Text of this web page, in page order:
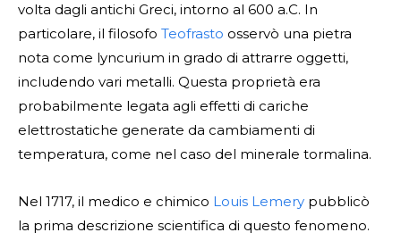
volta dagli antichi Greci, intorno al 600 a.C. In
particolare, il filosofo Teofrasto osservò una pietra
nota come lyncurium in grado di attrarre oggetti,
includendo vari metalli. Questa proprietà era
probabilmente legata agli effetti di cariche
elettrostatiche generate da cambiamenti di
temperatura, come nel caso del minerale tormalina.
Nel 1717, il medico e chimico Louis Lemery pubblicò
la prima descrizione scientifica di questo fenomeno.